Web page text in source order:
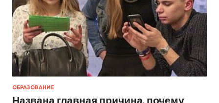
ОБРАЗОВАНИЕ
Названа главная причина, почему